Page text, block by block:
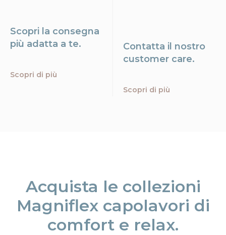
Scopri la consegna
più adatta a te.
Scopri di più
Contatta il nostro
customer care.
Scopri di più
Acquista le collezioni
Magniflex capolavori di
comfort e relax.